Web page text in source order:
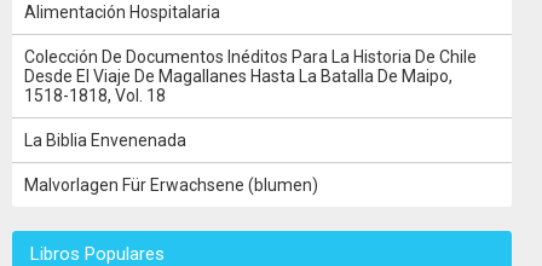
Alimentación Hospitalaria
Colección De Documentos Inéditos Para La Historia De Chile
Desde El Viaje De Magallanes Hasta La Batalla De Maipo,
1518-1818, Vol. 18
La Biblia Envenenada
Malvorlagen Für Erwachsene (blumen)
Libros Populares